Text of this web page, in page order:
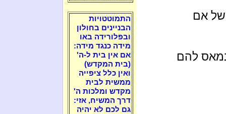
של אם
להם
התמוטטויות
הבניינים בחולון
ובפלורידה באו
מידה כנגד מידה:
אם אין בית ל-ה'
(בית המקדש)
ואין כלל ציפייה
ממשית לבית
מקדש ומלכות ה'
דרך המשיח, אזי:
גם לכם לא יהיה